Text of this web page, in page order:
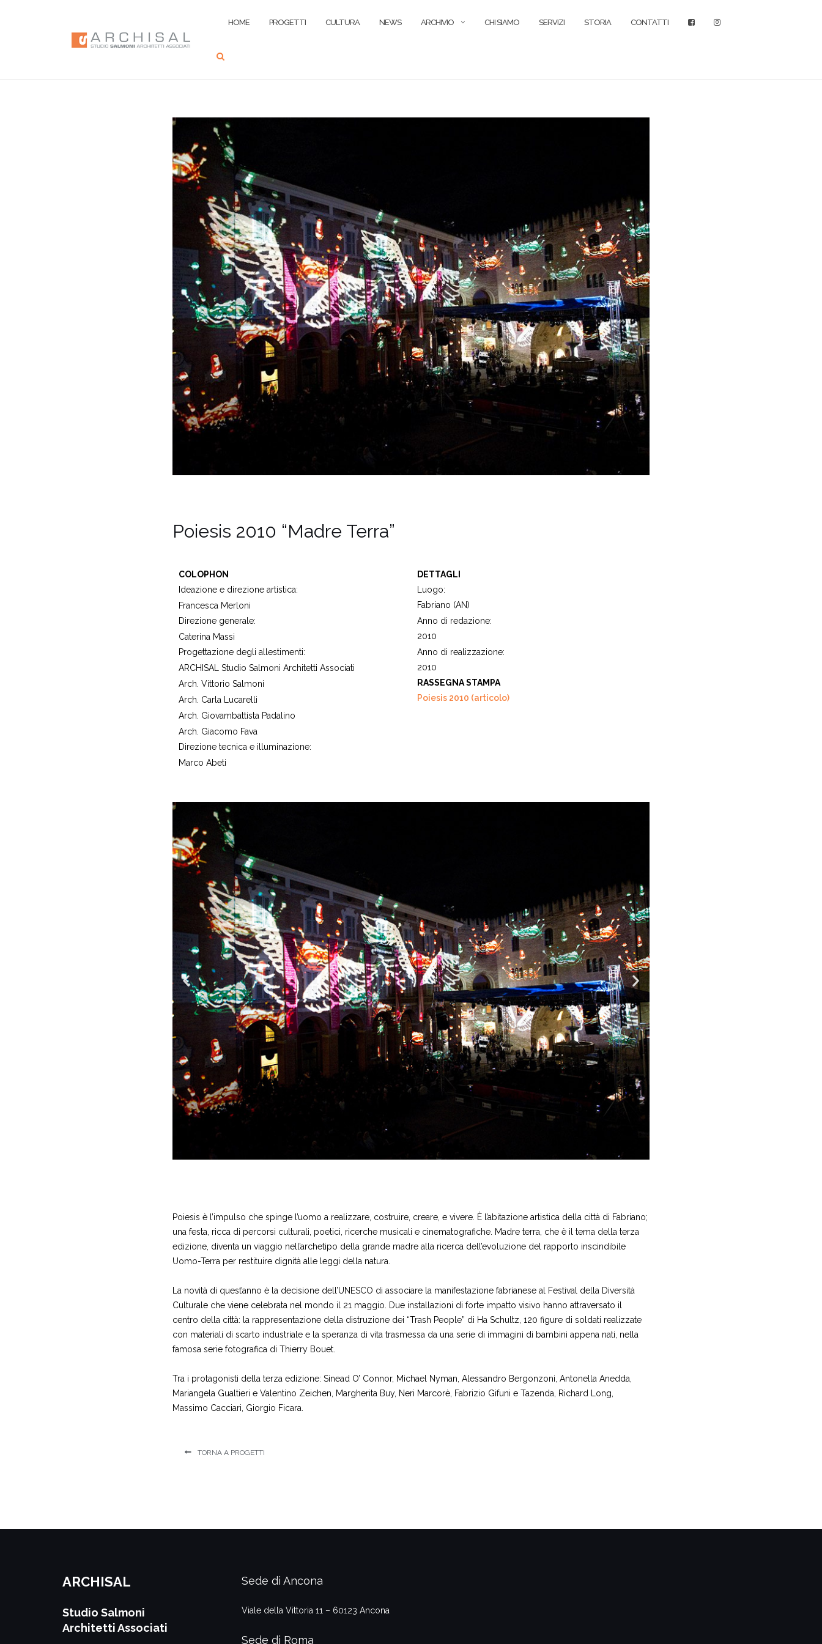
HOME PROGETTI CULTURA NEWS ARCHIVIO CHI SIAMO SERVIZI STORIA CONTATTI
Poiesis 2010 “Madre Terra”
COLOPHON
Ideazione e direzione artistica:
Francesca Merloni
Direzione generale:
Caterina Massi
Progettazione degli allestimenti:
ARCHISAL Studio Salmoni Architetti Associati
Arch. Vittorio Salmoni
Arch. Carla Lucarelli
Arch. Giovambattista Padalino
Arch. Giacomo Fava
Direzione tecnica e illuminazione:
Marco Abeti
DETTAGLI
Luogo:
Fabriano (AN)
Anno di redazione:
2010
Anno di realizzazione:
2010
RASSEGNA STAMPA
Poiesis 2010 (articolo)
Poiesis è l’impulso che spinge l’uomo a realizzare, costruire, creare, e vivere. È l’abitazione artistica della città di Fabriano;
una festa, ricca di percorsi culturali, poetici, ricerche musicali e cinematografiche. Madre terra, che è il tema della terza
edizione, diventa un viaggio nell’archetipo della grande madre alla ricerca dell’evoluzione del rapporto inscindibile
Uomo-Terra per restituire dignità alle leggi della natura.
La novità di quest’anno è la decisione dell’UNESCO di associare la manifestazione fabrianese al Festival della Diversità
Culturale che viene celebrata nel mondo il 21 maggio. Due installazioni di forte impatto visivo hanno attraversato il
centro della città: la rappresentazione della distruzione dei “Trash People” di Ha Schultz, 120 figure di soldati realizzate
con materiali di scarto industriale e la speranza di vita trasmessa da una serie di immagini di bambini appena nati, nella
famosa serie fotografica di Thierry Bouet.
Tra i protagonisti della terza edizione: Sinead O’ Connor, Michael Nyman, Alessandro Bergonzoni, Antonella Anedda,
Mariangela Gualtieri e Valentino Zeichen, Margherita Buy, Neri Marcorè, Fabrizio Gifuni e Tazenda, Richard Long,
Massimo Cacciari, Giorgio Ficara.
TORNA A PROGETTI
ARCHISAL
Studio Salmoni
Architetti Associati
Sede di Ancona
Viale della Vittoria 11 – 60123 Ancona
Sede di Roma